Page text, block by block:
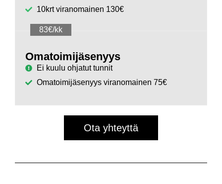
10krt viranomainen 130€
83€/kk
Omatoimijäsenyys
Ei kuulu ohjatut tunnit
Omatoimijäsenyys viranomainen 75€
Ota yhteyttä